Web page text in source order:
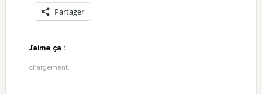
Partager
J’aime ça :
chargement…